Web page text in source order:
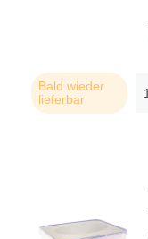
Bald wieder
lieferbar